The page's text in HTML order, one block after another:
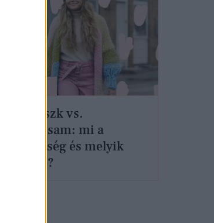
Hajmaszk vs.
hajbalzsam: mi a
különbség és melyik
mire jó?